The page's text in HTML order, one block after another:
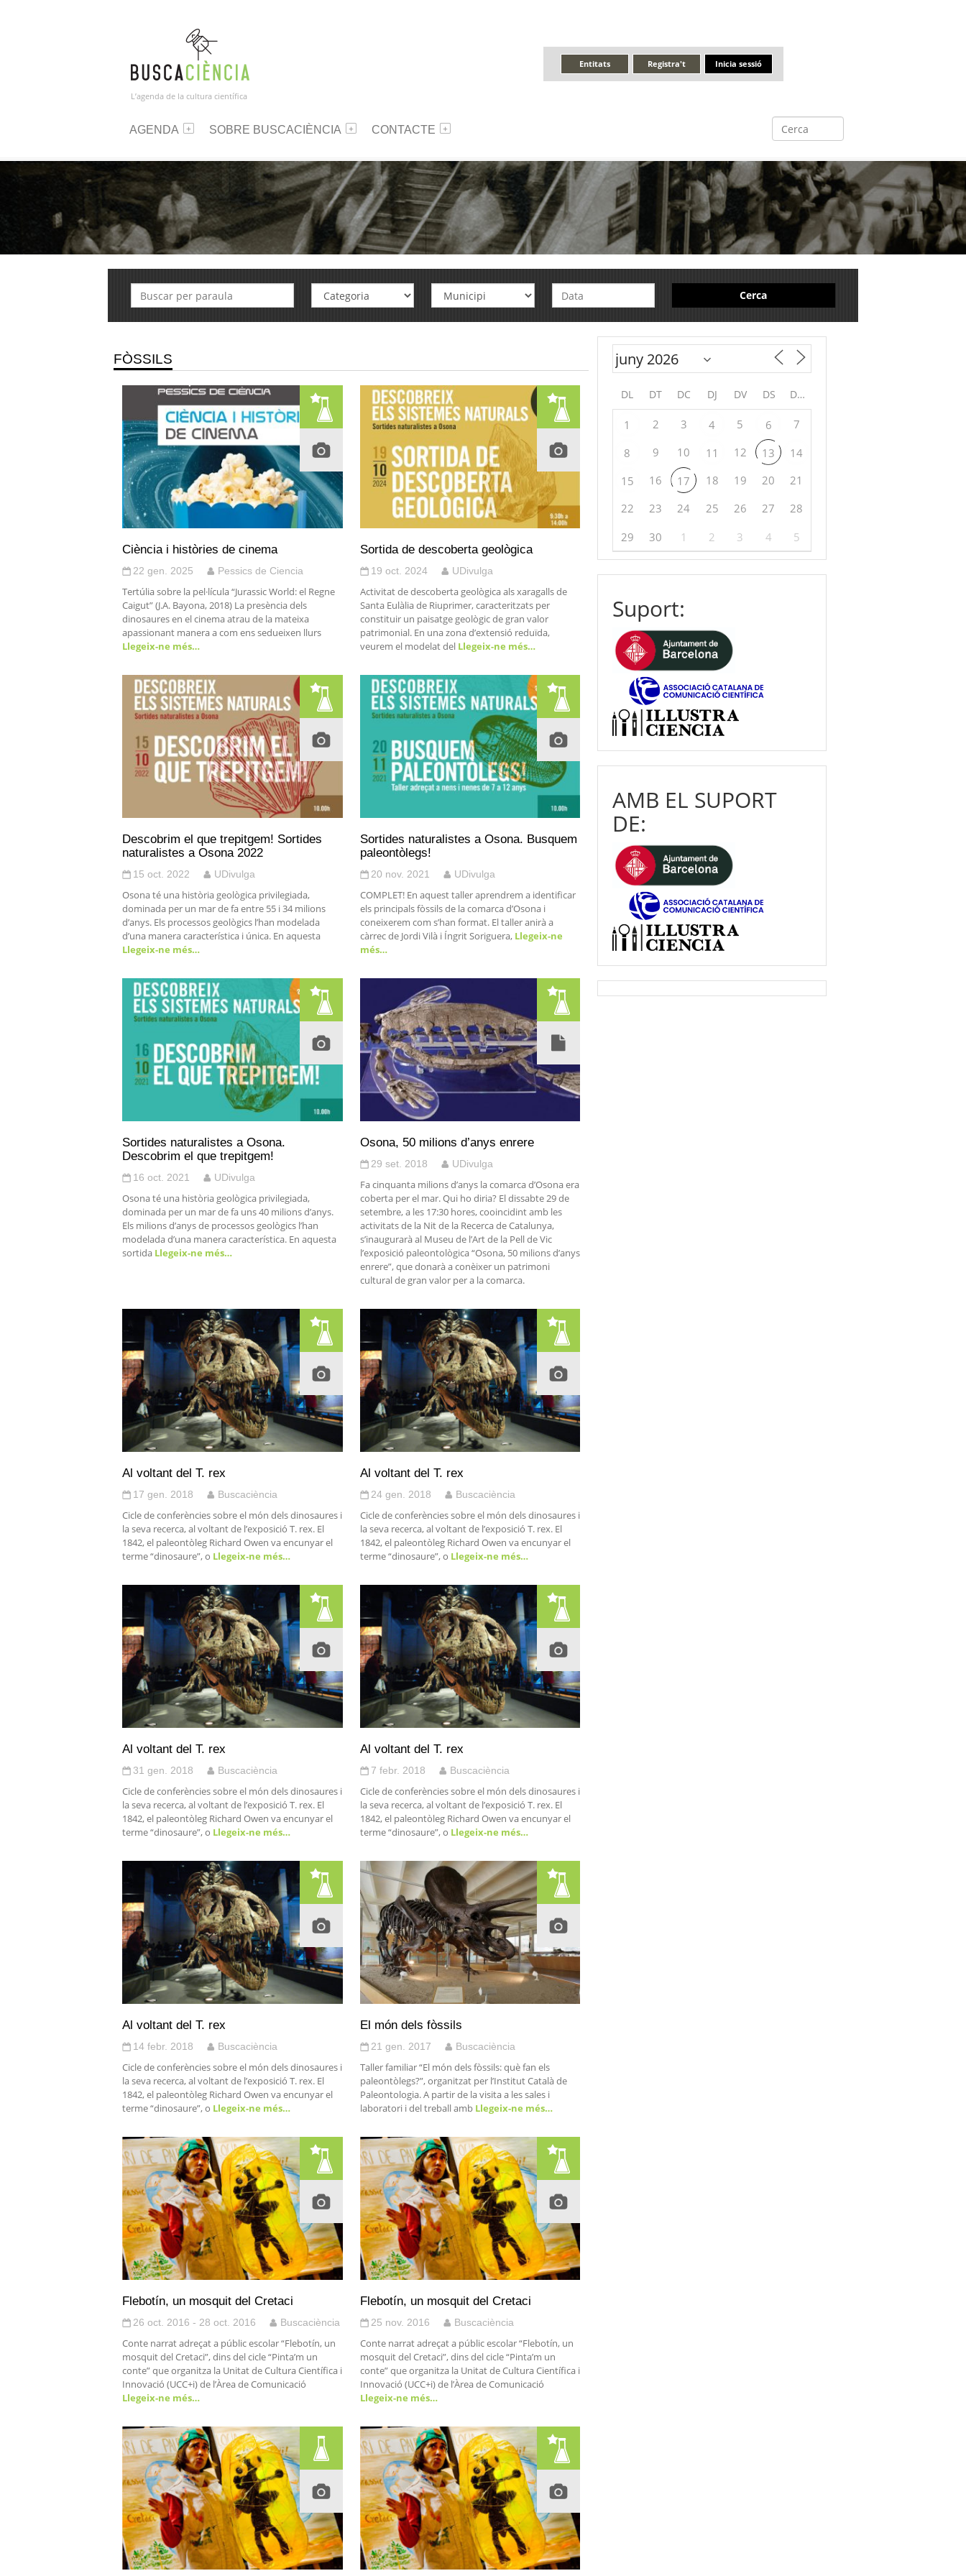
L’agenda de la cultura científica
Inicia sessió
Registra't
Entitats
AGENDA SOBRE BUSCACIÈNCIA CONTACTE
Cerca
FÒSSILS
Ciència i històries de cinema
22 gen. 2025 Pessics de Ciencia
Tertúlia sobre la pel·lícula “Jurassic World: el Regne
Caigut” (J.A. Bayona, 2018) La presència dels
dinosaures en el cinema atrau de la mateixa
apassionant manera a com ens sedueixen llurs
Llegeix-ne més…
Sortida de descoberta geològica
19 oct. 2024 UDivulga
Activitat de descoberta geològica als xaragalls de
Santa Eulàlia de Riuprimer, caracteritzats per
constituir un paisatge geològic de gran valor
patrimonial. En una zona d’extensió reduïda,
veurem el modelat delLlegeix-ne més…
Descobrim el que trepitgem! Sortides
naturalistes a Osona 2022
15 oct. 2022 UDivulga
Osona té una història geològica privilegiada,
dominada per un mar de fa entre 55 i 34 milions
d’anys. Els processos geològics l’han modelada
d’una manera característica i única. En aquesta
Llegeix-ne més…
Sortides naturalistes a Osona. Busquem
paleontòlegs!
20 nov. 2021 UDivulga
COMPLET! En aquest taller aprendrem a identificar
els principals fòssils de la comarca d’Osona i
coneixerem com s’han format. El taller anirà a
càrrec de Jordi Vilà i Íngrit Soriguera,Llegeix-ne
més…
Sortides naturalistes a Osona.
Descobrim el que trepitgem!
16 oct. 2021 UDivulga
Osona té una història geològica privilegiada,
dominada per un mar de fa uns 40 milions d’anys.
Els milions d’anys de processos geològics l’han
modelada d’una manera característica. En aquesta
sortida Llegeix-ne més…
Osona, 50 milions d’anys enrere
29 set. 2018 UDivulga
Fa cinquanta milions d’anys la comarca d’Osona era
coberta per el mar. Qui ho diria? El dissabte 29 de
setembre, a les 17:30 hores, cooincidint amb les
activitats de la Nit de la Recerca de Catalunya,
s’inaugurarà al Museu de l’Art de la Pell de Vic
l’exposició paleontològica “Osona, 50 milions d’anys
enrere”, que donarà a conèixer un patrimoni
cultural de gran valor per a la comarca.
Al voltant del T. rex
17 gen. 2018 Buscaciència
Cicle de conferències sobre el món dels dinosaures i
la seva recerca, al voltant de l’exposició T. rex. El
1842, el paleontòleg Richard Owen va encunyar el
terme “dinosaure”, o Llegeix-ne més…
Al voltant del T. rex
24 gen. 2018 Buscaciència
Cicle de conferències sobre el món dels dinosaures i
la seva recerca, al voltant de l’exposició T. rex. El
1842, el paleontòleg Richard Owen va encunyar el
terme “dinosaure”, o Llegeix-ne més…
Al voltant del T. rex
31 gen. 2018 Buscaciència
Cicle de conferències sobre el món dels dinosaures i
la seva recerca, al voltant de l’exposició T. rex. El
1842, el paleontòleg Richard Owen va encunyar el
terme “dinosaure”, o Llegeix-ne més…
Al voltant del T. rex
7 febr. 2018 Buscaciència
Cicle de conferències sobre el món dels dinosaures i
la seva recerca, al voltant de l’exposició T. rex. El
1842, el paleontòleg Richard Owen va encunyar el
terme “dinosaure”, o Llegeix-ne més…
Al voltant del T. rex
14 febr. 2018 Buscaciència
Cicle de conferències sobre el món dels dinosaures i
la seva recerca, al voltant de l’exposició T. rex. El
1842, el paleontòleg Richard Owen va encunyar el
terme “dinosaure”, o Llegeix-ne més…
El món dels fòssils
21 gen. 2017 Buscaciència
Taller familiar “El món dels fòssils: què fan els
paleontòlegs?”, organitzat per l’Institut Català de
Paleontologia. A partir de la visita a les sales i
laboratori i del treball ambLlegeix-ne més…
Flebotín, un mosquit del Cretaci
26 oct. 2016 - 28 oct. 2016 Buscaciència
Conte narrat adreçat a públic escolar “Flebotín, un
mosquit del Cretaci”, dins del cicle “Pinta’m un
conte” que organitza la Unitat de Cultura Científica i
Innovació (UCC+i) de l’Àrea de Comunicació
Llegeix-ne més…
Flebotín, un mosquit del Cretaci
25 nov. 2016 Buscaciència
Conte narrat adreçat a públic escolar “Flebotín, un
mosquit del Cretaci”, dins del cicle “Pinta’m un
conte” que organitza la Unitat de Cultura Científica i
Innovació (UCC+i) de l’Àrea de Comunicació
Llegeix-ne més…
DL DT DC DJ DV DS DG
1 2 3 4 5 6 7
8 9 10 11 12 13
14
15
16 17 18 19 20
21
22
23 24 25 26 27
28
29
30 1 2 3 4 5
Suport:
AMB EL SUPORT
DE: